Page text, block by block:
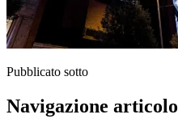
Pubblicato sotto
Navigazione articolo